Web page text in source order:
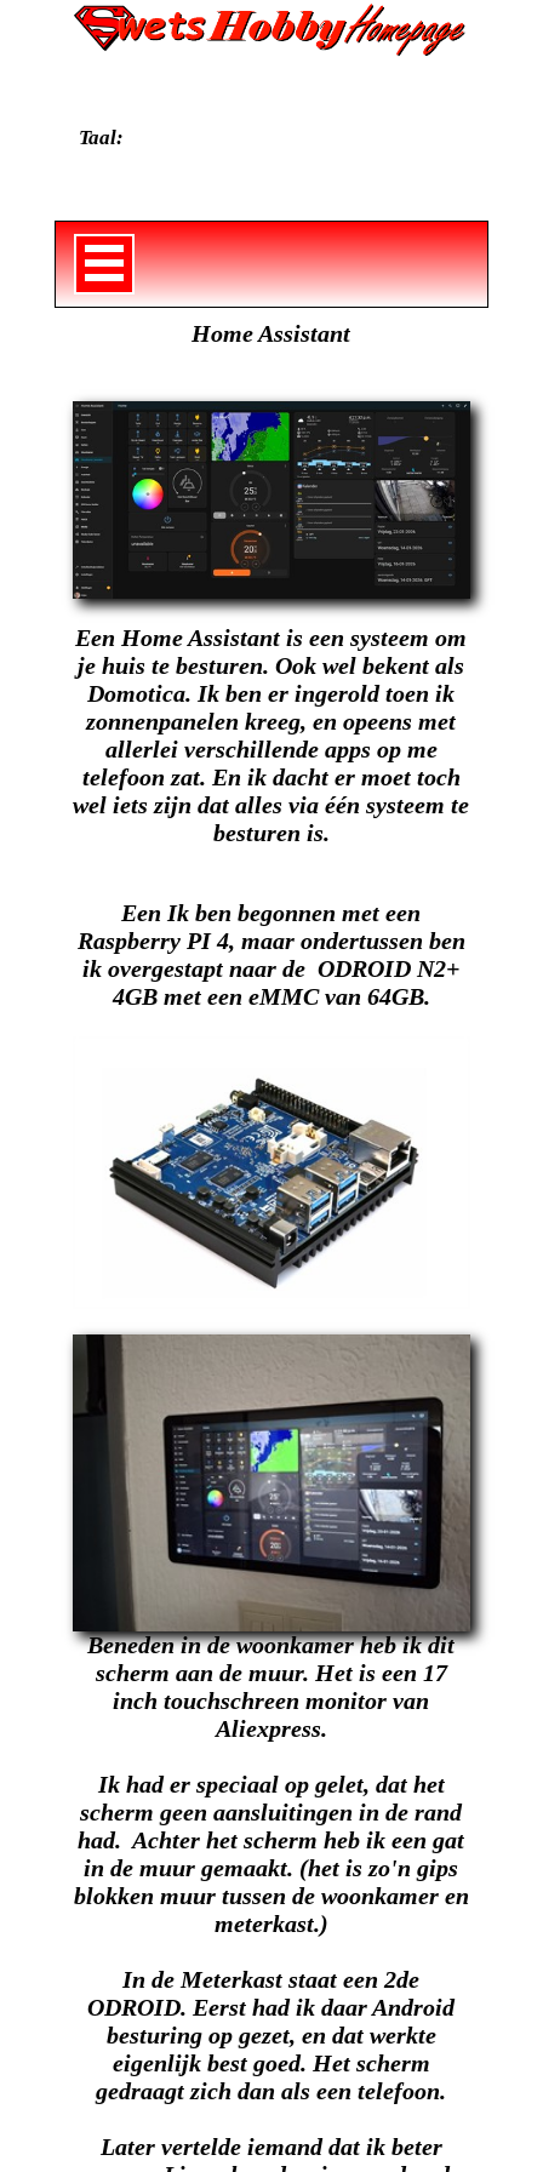
Taal:
Home Assistant
Een Home Assistant is een systeem om
je huis te besturen. Ook wel bekent als
Domotica. Ik ben er ingerold toen ik
zonnenpanelen kreeg, en opeens met
allerlei verschillende apps op me
telefoon zat. En ik dacht er moet toch
wel iets zijn dat alles via één systeem te
besturen is.
Een Ik ben begonnen met een
Raspberry PI 4, maar ondertussen ben
ik overgestapt naar de ODROID N2+
4GB met een eMMC van 64GB.
Beneden in de woonkamer heb ik dit
scherm aan de muur. Het is een 17
inch touchschreen monitor van
Aliexpress.
Ik had er speciaal op gelet, dat het
scherm geen aansluitingen in de rand
had. Achter het scherm heb ik een gat
in de muur gemaakt. (het is zo'n gips
blokken muur tussen de woonkamer en
meterkast.)
In de Meterkast staat een 2de
ODROID. Eerst had ik daar Android
besturing op gezet, en dat werkte
eigenlijk best goed. Het scherm
gedraagt zich dan als een telefoon.
Later vertelde iemand dat ik beter